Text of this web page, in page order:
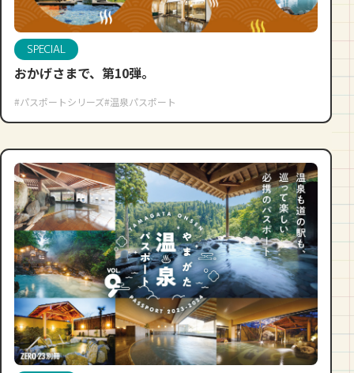
SPECIAL
おかげさまで、第10弾。
#パスポートシリーズ#温泉パスポート